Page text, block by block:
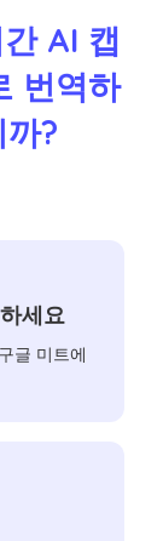
AI 캡
번역하
?
세요
구글 미트에